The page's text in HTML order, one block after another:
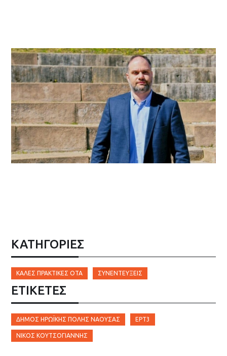
ΚΑΤΗΓΟΡΙΕΣ
ΚΑΛΈΣ ΠΡΑΚΤΙΚΈΣ ΟΤΑ ΣΥΝΕΝΤΕΎΞΕΙΣ
ΕΤΙΚΈΤΕΣ
ΔΉΜΟΣ ΗΡΩΪΚΉΣ ΠΌΛΗΣ ΝΆΟΥΣΑΣ ΕΡΤ3
ΝΊΚΟΣ ΚΟΥΤΣΟΓΙΆΝΝΗΣ